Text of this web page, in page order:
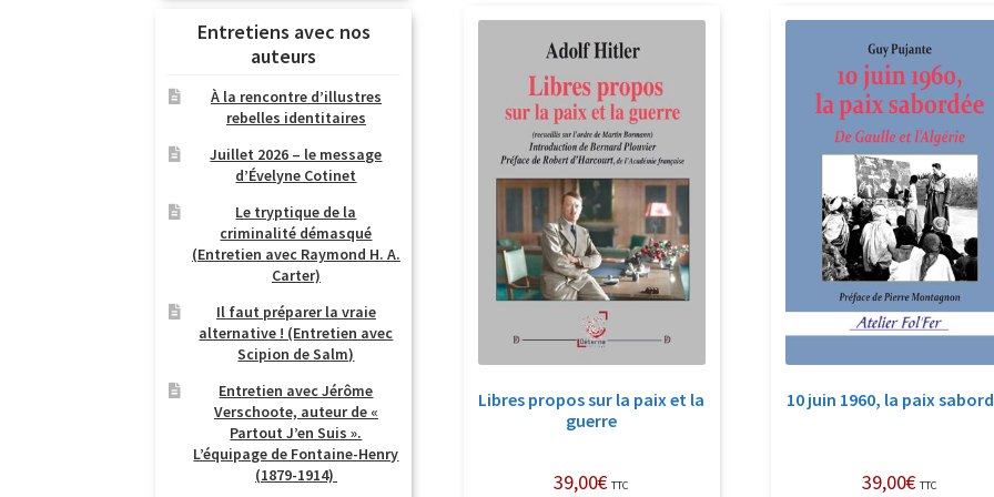
récent
au
plus
ancien
Libres propos sur la paix et la
guerre
39,00€ TTC
10 juin 1960, la paix
39,00€ TTC
Entretiens avec nos
auteurs
À la rencontre d’illustres
rebelles identitaires
Juillet 2026 – le message
d’Évelyne Cotinet
Le tryptique de la
criminalité démasqué
(Entretien avec Raymond H. A.
Carter)
Il faut préparer la vraie
alternative ! (Entretien avec
Scipion de Salm)
Entretien avec Jérôme
Verschoote, auteur de «
Partout J’en Suis ».
L’équipage de Fontaine-Henry
(1879-1914)